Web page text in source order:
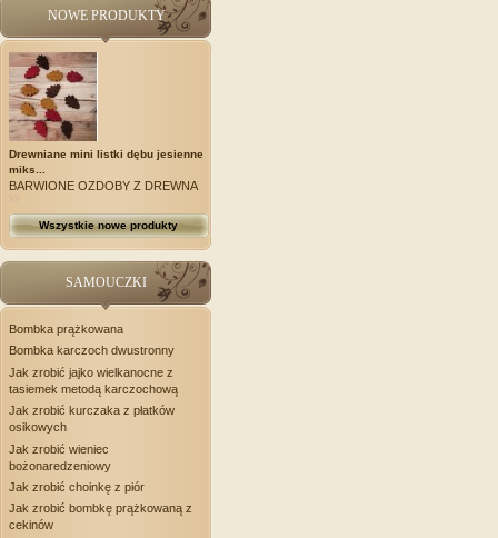
NOWE PRODUKTY
Drewniane mini listki dębu jesienne
miks...
BARWIONE OZDOBY Z DREWNA
Wszystkie nowe produkty
SAMOUCZKI
Bombka prążkowana
Bombka karczoch dwustronny
Jak zrobić jajko wielkanocne z
tasiemek metodą karczochową
Jak zrobić kurczaka z płatków
osikowych
Jak zrobić wieniec
bożonaredzeniowy
Jak zrobić choinkę z piór
Jak zrobić bombkę prążkowaną z
cekinów